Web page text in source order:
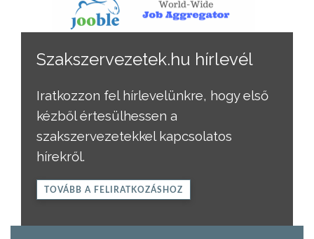
Szakszervezetek.hu hírlevél
Iratkozzon fel hírlevelünkre, hogy első
kézből értesülhessen a
szakszervezetekkel kapcsolatos
hírekről.
TOVÁBB A FELIRATKOZÁSHOZ